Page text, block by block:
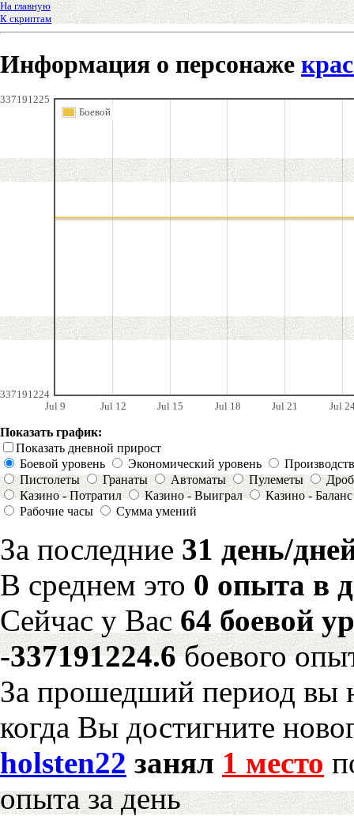
На главную
К скриптам
Информация о персонаже
Jul 9 Jul 12 Jul 15 Jul 18 Jul 21 Jul
337191224
337191225
Боевой
Показать график:
Показать дневной прирост
Боевой уровень
Экономический уровень
Пистолеты
Гранаты Автоматы Пулеметы
Казино - Потратил
Казино - Выиграл
Казино - Баланс
Рабочие часы
Сумма умений
За последние 31 день/
В среднем это 0 опыта в
Сейчас у Вас 64 боевой
-337191224.6боевого
За прошедший период вы
когда Вы достигните
holsten22 занял 1 место
опыта за день